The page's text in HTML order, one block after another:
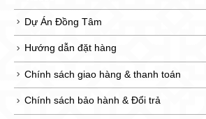
Dự Án Đồng Tâm
Hướng dẫn đặt hàng
Chính sách giao hàng & thanh toán
Chính sách bảo hành & Đổi trả